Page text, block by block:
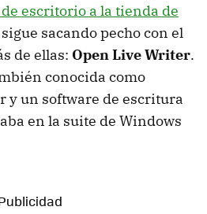
escritorio a la tienda de
sacando pecho con el
de ellas: Open Live Writer.
conocida como
y un software de escritura
en la suite de Windows